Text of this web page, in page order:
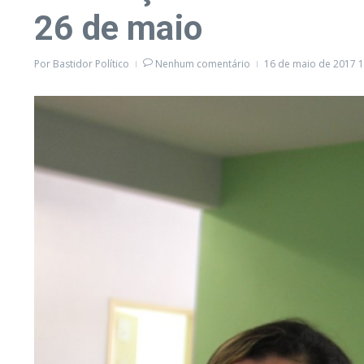
26 de maio
Por Bastidor Político Nenhum comentário 16 de maio de 2017